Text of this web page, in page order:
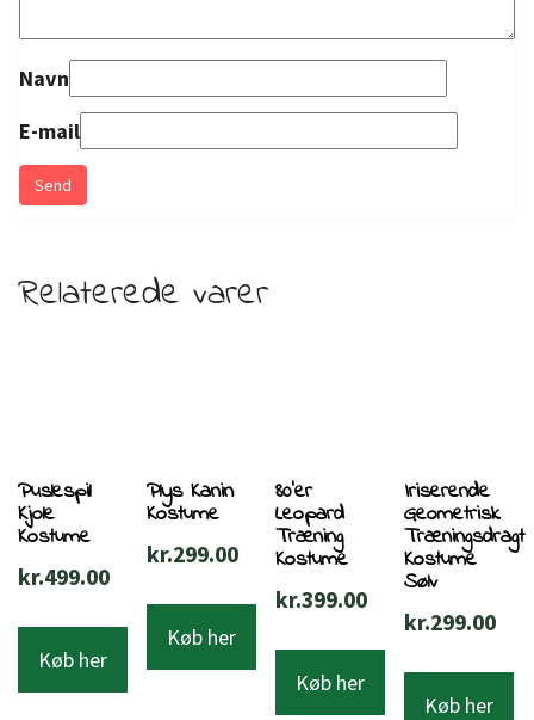
Navn
E-mail
Relaterede varer
Puslespil
Kjole
Kostume
kr.499.00
Køb her
Plys Kanin
Kostume
kr.299.00
Køb her
80’er
Leopard
Træning
Kostume
kr.399.00
Køb her
Iriserende
Geometrisk
Træningsdragt
Kostume
Sølv
kr.299.00
Køb her